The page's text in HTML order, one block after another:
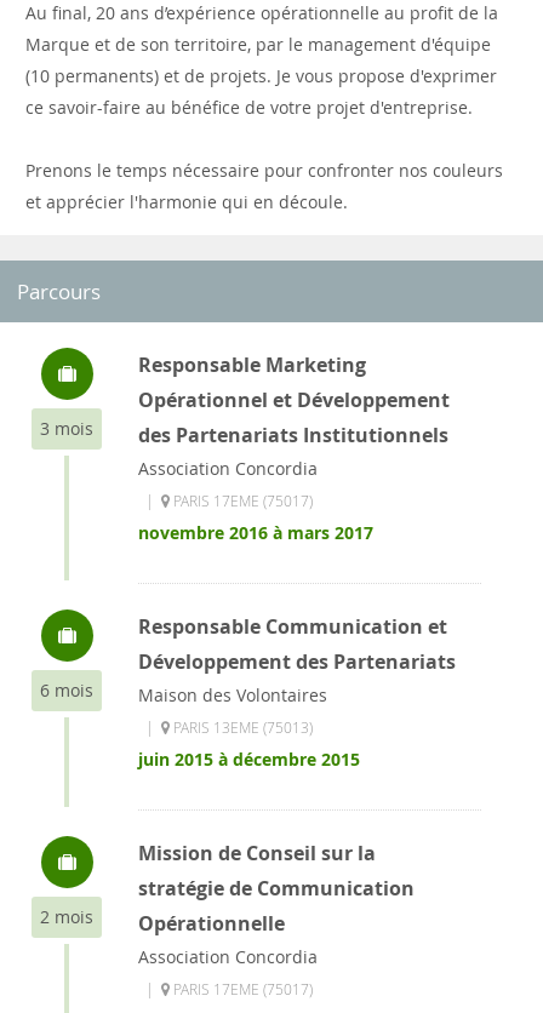
Au final, 20 ans d’expérience opérationnelle au profit de la
Marque et de son territoire, par le management d'équipe
(10 permanents) et de projets. Je vous propose d'exprimer
ce savoir-faire au bénéfice de votre projet d'entreprise.
Prenons le temps nécessaire pour confronter nos couleurs
et apprécier l'harmonie qui en découle.
Parcours
3 mois
Responsable Marketing
Opérationnel et Développement
des Partenariats Institutionnels
Association Concordia
| PARIS 17EME (75017)
novembre 2016 à mars 2017
6 mois
Responsable Communication et
Développement des Partenariats
Maison des Volontaires
| PARIS 13EME (75013)
juin 2015 à décembre 2015
2 mois
Mission de Conseil sur la
stratégie de Communication
Opérationnelle
Association Concordia
| PARIS 17EME (75017)